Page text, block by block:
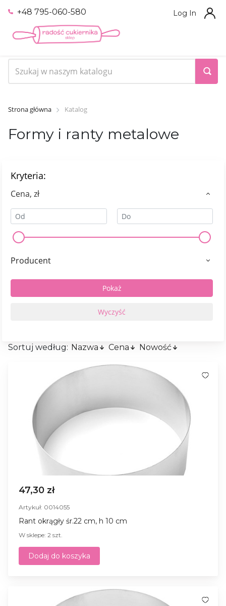
+48 795-060-580 Log In
Strona główna Katalog
Formy i ranty metalowe
Kryteria:
Сena, zł
Producent
Sortuj według: Nazwa Cena Nowość
47,30 zł
Artykuł: 0014055
Rant okrągły śr.22 cm, h 10 cm
W sklepe: 2 szt.
Dodaj do koszyka